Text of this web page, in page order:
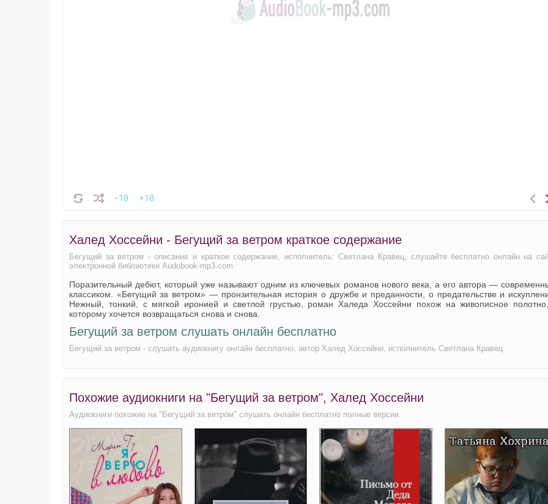
-10 +10
Халед Хоссейни - Бегущий за ветром краткое содержание
Бегущий за ветром - описание и краткое содержание, исполнитель: Светлана Кравец, слушайте бесплатно онлайн на
электронной библиотеки Audobook-mp3.com
Поразительный дебют, который уже называют одним из ключевых романов нового века, а его автора —
классиком. «Бегущий за ветром» — пронзительная история о дружбе и преданности, о предательстве и
Нежный, тонкий, с мягкой иронией и светлой грустью, роман Халеда Хоссейни похож на живописное
которому хочется возвращаться снова и снова.
Бегущий за ветром слушать онлайн бесплатно
Бегущий за ветром - слушать аудиокнигу онлайн бесплатно, автор Халед Хоссейни, исполнитель Светлана Кравец
Похожие аудиокниги на "Бегущий за ветром", Халед Хоссейни
Аудиокниги похожие на "Бегущий за ветром" слушать онлайн бесплатно полные версии.